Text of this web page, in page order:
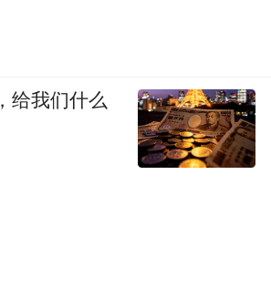
给我们什么